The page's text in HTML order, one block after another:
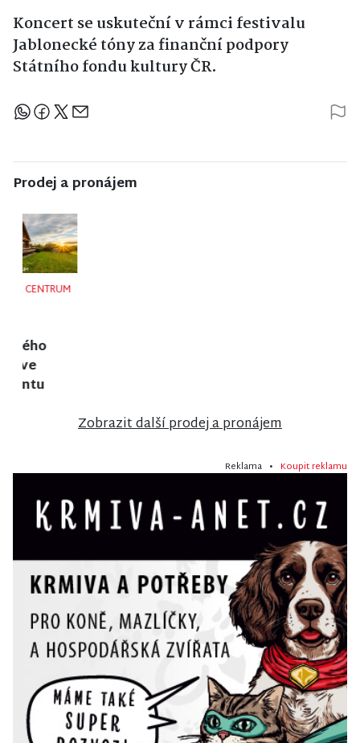
Koncert se uskuteční v rámci festivalu
Jablonecké tónyza finanční podpory
Státního fondu kultury ČR.
Sdílejte článek
Prodej a pronájem
NISA CENTRUM
rodinného
domu v
Poniklé
Zobrazit další prodej a pronájem
Reklama • Koupit reklamu